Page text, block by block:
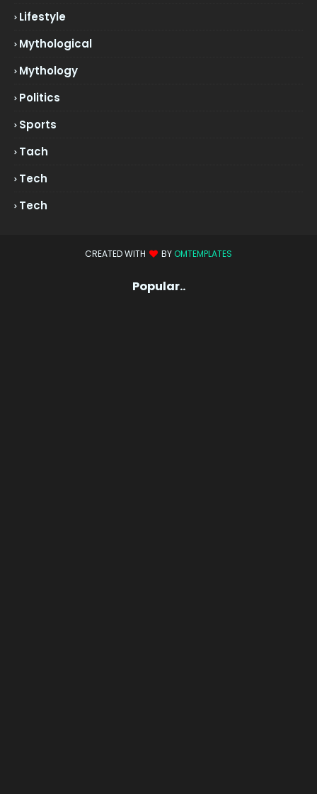
Lifestyle
Mythological
Mythology
Politics
Sports
Tach
Tech
Tech
CREATED WITH BY OMTEMPLATES
Popular..